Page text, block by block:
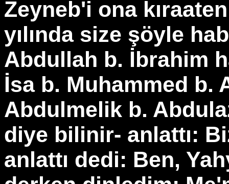
Zeyneb'i ona
yılında size şöyle
Abdullah b. İbrahim
İsa b. Muhammed b.
Abdulmelik b.
diye bilinir- anlattı:
anlattı dedi: Ben,